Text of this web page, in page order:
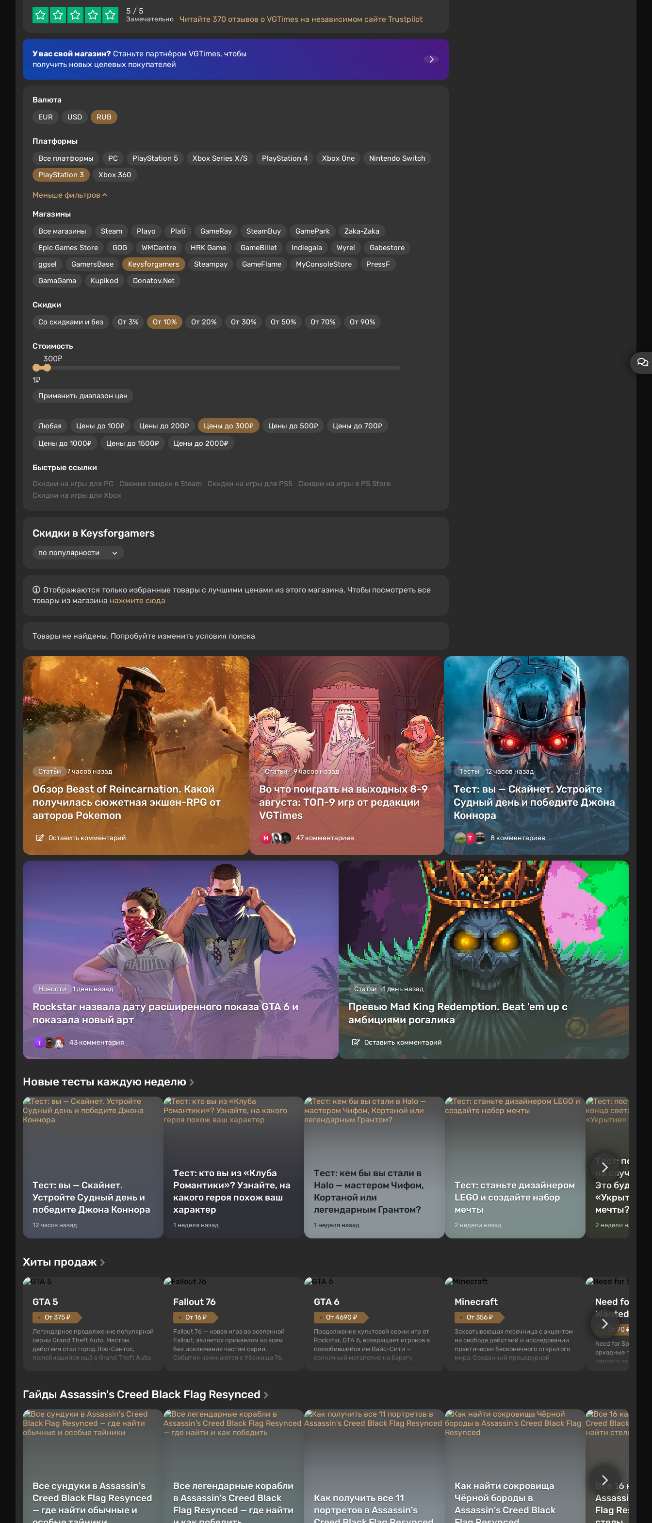
5 / 5
Замечательно Читайте 370 отзывов о VGTimes на независимом сайте Trustpilot
У вас свой магазин? Станьте партнёром VGTimes, чтобы
получить новых целевых покупателей
Валюта
EUR USD RUB
Платформы
Все платформы PC PlayStation 5 Xbox Series X/S PlayStation 4 Xbox One
Nintendo Switch
PlayStation 3
Xbox 360
Меньше фильтров
Магазины
Все магазины Steam Playo Plati GameRay SteamBuy GamePark
Zaka-Zaka
Epic Games Store
GOG WMCentre HRK Game GameBillet Indiegala Wyrel
Gabestore
ggsel
GamersBase Keysforgamers Steampay GameFlame MyConsoleStore
PressF
GamaGama
Kupikod Donatov.Net
Скидки
Со скидками и без От 3% От 10% От 20% От 30% От 50% От 70% От 90%
Стоимость
1₽
300₽
Применить диапазон цен
Любая Цены до 100₽ Цены до 200₽ Цены до 300₽ Цены до 500₽
Цены до 700₽
Цены до 1000₽
Цены до 1500₽ Цены до 2000₽
Быстрые ссылки
Скидки на игры для PC Свежие скидки в Steam Скидки на игры для PS5
Скидки на игры в PS Store
Скидки на игры для Xbox
Скидки в Keysforgamers
Отображаются только избранные товары с лучшими ценами из этого магазина. Чтобы посмотреть все
товары из магазина нажмите сюда
Товары не найдены. Попробуйте изменить условия поиска
Статьи 7 часов назад
Обзор Beast of Reincarnation. Какой
получилась сюжетная экшен-RPG от
авторов Pokemon
Оставить комментарий
Статьи 9 часов назад
Во что поиграть на выходных 8-9
августа: ТОП-9 игр от редакции
VGTimes
47 комментариев
Тесты 12 часов назад
Тест: вы — Скайнет. Устройте
Судный день и победите Джона
Коннора
8 комментариев
Новости 1 день назад
Rockstar назвала дату расширенного показа GTA 6 и
показала новый арт
43 комментария
Статьи 1 день назад
Превью Mad King Redemption. Beat 'em up с
амбициями рогалика
Оставить комментарий
Новые тесты каждую неделю
Тест: вы — Скайнет.
Устройте Судный день и
победите Джона Коннора
12 часов назад
Тест: кто вы из «Клуба
Романтики»? Узнайте, на
какого героя похож ваш
характер
1 неделя назад
Тест: кем бы вы стали в
Halo — мастером Чифом,
Кортаной или
легендарным Грантом?
1 неделя назад
Тест: станьте дизайнером
LEGO и создайте набор
мечты
2 недели назад
Тест:
на случай
Это будет
«Укрытие»
мечты?
2 недели назад
Хиты продаж
GTA 5
От 375 ₽
Легендарное продолжение популярной
серии Grand Theft Auto. Местом
действия стал город Лос-Сантос,
полюбившийся ещё в Grand Theft Auto:
которыми вы сможете переключаться в
любое время. Жанр и...
Fallout 76
От 16 ₽
Fallout 76 — новая игра во вселенной
Fallout, является приквелом ко всем
без исключения частям серии.
События начинаются с Убежища 76,
как на Америку упадут ядерные бомбы.
Место действия Fallout...
GTA 6
От 4690 ₽
Продолжение культовой серии игр от
Rockstar, GTA 6, возвращает игроков в
полюбившийся им Вайс-Сити —
солнечный мегаполис на берегу
неприятности. И...
Minecraft
От 356 ₽
Захватывающая песочница с акцентом
на свободе действий и исследовании
практически бесконечного открытого
мира. Созданный процедурной
Игроку дана по...
Need for
Wanted
От 90 ₽
Need for Speed:
аркадные гонки с
первого лица. В
нарушите
Гайды Assassin's Creed Black Flag Resynced
Все сундуки в Assassin's
Creed Black Flag Resynced
— где найти обычные и
Все легендарные корабли
в Assassin's Creed Black
Flag Resynced — где найти
Как получить все 11
портретов в Assassin's
Как найти сокровища
Чёрной бороды в
Assassin's Creed Black
Все 16
Assassin's
Flag